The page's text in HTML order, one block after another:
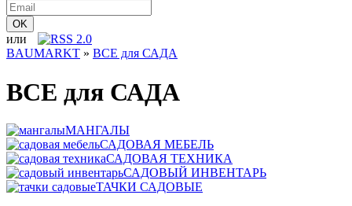
или
BAUMARKT » ВСЕ для САДА
ВСЕ для САДА
МАНГАЛЫ
САДОВАЯ МЕБЕЛЬ
САДОВАЯ ТЕХНИКА
САДОВЫЙ ИНВЕНТАРЬ
ТАЧКИ САДОВЫЕ